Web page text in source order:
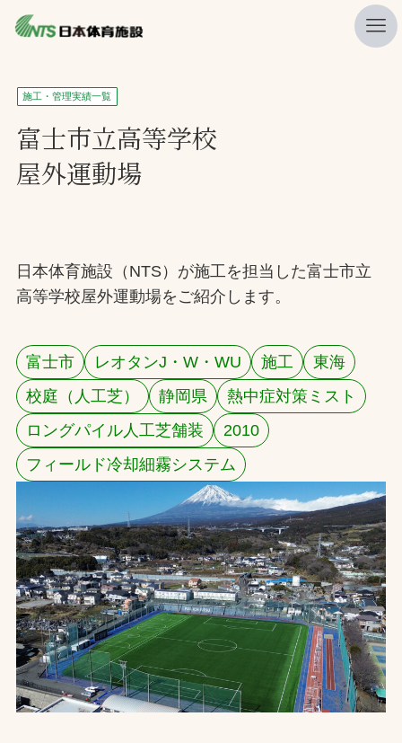
私たちの強み
ニュース
プレスリリース
施工・管理実績一覧
会社概要
採用情報
検索
お問合せ
お取引先の皆様へ
プライバシーポリシー
ソーシャルメディアポリシー
施工・管理実績一覧
富士市立高等学校
屋外運動場
日本体育施設（NTS）が施工を担当した富士市立
高等学校屋外運動場をご紹介します。
富士市 レオタンJ・W・WU 施工
東海
校庭（人工芝）
静岡県
熱中症対策ミスト
ロングパイル人工芝舗装
2010
フィールド冷却細霧システム